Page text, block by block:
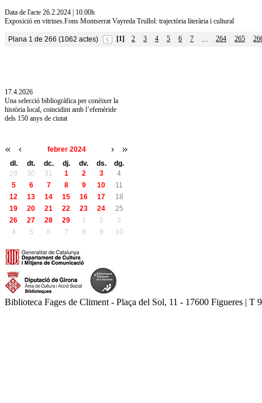
Data de l'acte 26.2.2024 | 10.00h
Exposició en vitrines.Fons Montserrat Vayreda Trullol: trajectòria literària i cultural
Plana 1 de 266 (1062 actes) [1] 2 3 4 5 6 7 … 264 265
17.4.2026
Una selecció bibliogràfica per conèixer la
història local, coincidint amb l’efemèride
dels 150 anys de ciutat
febrer 2024
dl.
dt. dc. dj. dv. ds.
dg.
29
30 31 1 2 3
4
5
6 7 8 9 10
11
12
13 14 15 16 17
18
19
20 21 22 23 24
25
26
27 28 29 1 2
3
4
5 6 7 8 9 10
Biblioteca Fages de Climent - Plaça del Sol, 11 - 17600 Figueres |